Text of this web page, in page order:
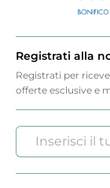
Registrati alla
Registrati per
offerte esclusive e